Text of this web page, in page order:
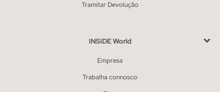
Tramitar Devolução
INSIDE World
Empresa
Trabalha connosco